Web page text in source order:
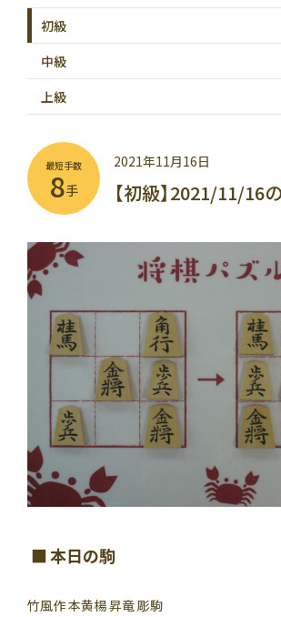
初級
中級
上級
最短手数
8手
2021年11月16日
【初級】2021/11/16
本日の駒
竹風作 本黄楊 昇竜 彫駒